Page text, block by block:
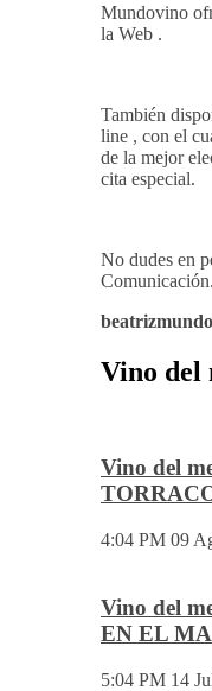
Mundovino
la Web .
También
line , con el
de la mejor
cita especial.
No dudes en
Comunicación.
Vino del
Vino del
4:04 PM 09
Vino del
EN EL
5:04 PM 14